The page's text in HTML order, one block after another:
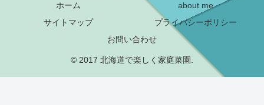
ホーム
about me
サイトマップ
プライバシーポリシー
お問い合わせ
© 2017 北海道で楽しく家庭菜園.